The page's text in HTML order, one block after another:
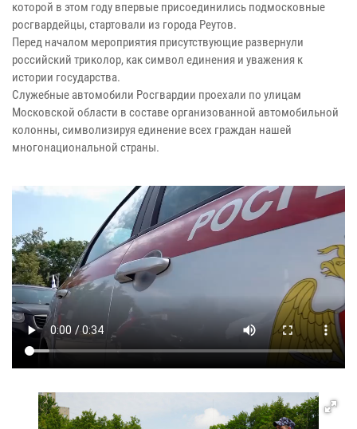
которой в этом году впервые присоединились подмосковные
росгвардейцы, стартовали из города Реутов.
Перед началом мероприятия присутствующие развернули
российский триколор, как символ единения и уважения к
истории государства.
Служебные автомобили Росгвардии проехали по улицам
Московской области в составе организованной автомобильной
колонны, символизируя единение всех граждан нашей
многонациональной страны.